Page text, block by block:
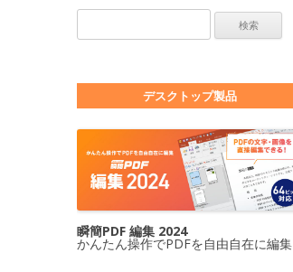
デスクトップ製品
瞬簡PDF 編集 2024
かんたん操作でPDFを自由自在に編集